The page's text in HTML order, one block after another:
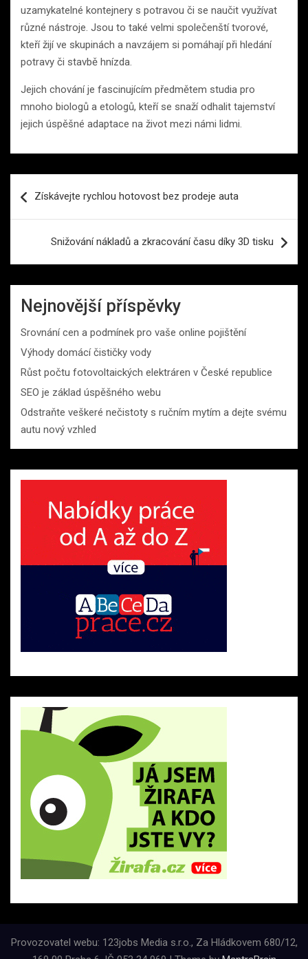
uzamykatelné kontejnery s potravou či se naučit využívat
různé nástroje. Jsou to také velmi společenští tvorové,
kteří žijí ve skupinách a navzájem si pomáhají při hledání
potravy či stavbě hnízda.
Jejich chování je fascinujícím předmětem studia pro
mnoho biologů a etologů, kteří se snaží odhalit tajemství
jejich úspěšné adaptace na život mezi námi lidmi.
proZískávejte rychlou hotovost bez prodeje auta
Snižování nákladů a zkracování času díky 3D tisku
Nejnovější příspěvky
Srovnání cen a podmínek pro vaše online pojištění
Výhody domácí čističky vody
Růst počtu fotovoltaických elektráren v České republice
SEO je základ úspěšného webu
Odstraňte veškeré nečistoty s ručním mytím a dejte svému
autu nový vzhled
Provozovatel webu: 123jobs Media s.r.o., Za Hládkovem 680/12,